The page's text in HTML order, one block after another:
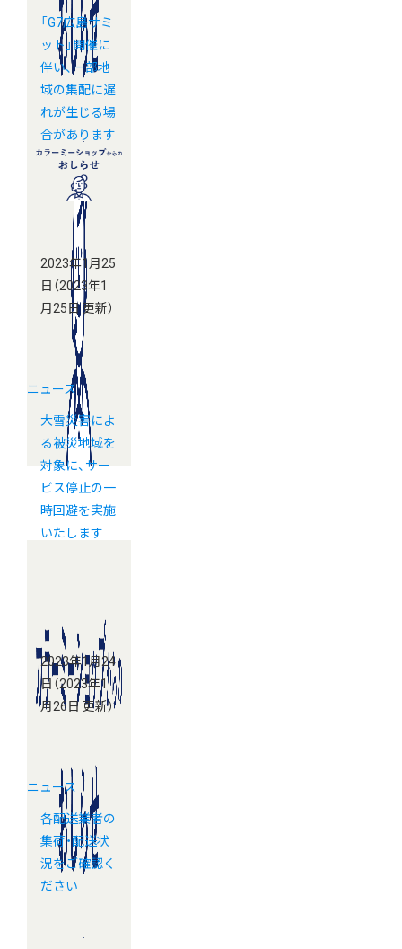
「G7広島サミ
ット」開催に
伴い、一部地
域の集配に遅
れが生じる場
合があります
2023年1月25
日 （2023年1
月25日 更新）
ニュース
大雪災害によ
る被災地域を
対象に、サー
ビス停止の一
時回避を実施
いたします
2023年1月24
日 （2023年1
月26日 更新）
ニュース
各配送業者の
集荷・配送状
況をご確認く
ださい